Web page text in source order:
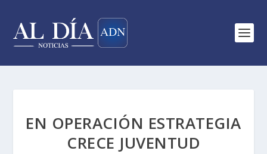
EN OPERACIÓN ESTRATEGIA
CRECE JUVENTUD